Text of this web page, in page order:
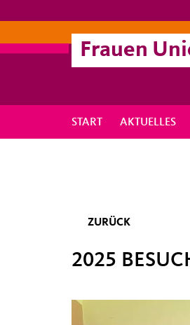
Frauen
START AKTUELLES
ZURÜCK
2025